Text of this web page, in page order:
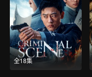
全18集